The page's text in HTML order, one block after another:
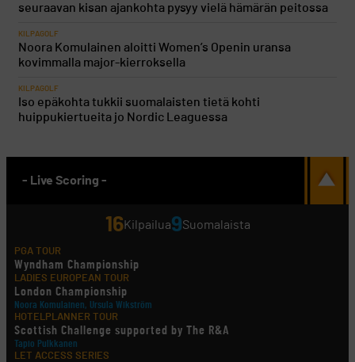
seuraavan kisan ajankohta pysyy vielä hämärän peitossa
KILPAGOLF
Noora Komulainen aloitti Women’s Openin uransa
kovimmalla major-kierroksella
KILPAGOLF
Iso epäkohta tukkii suomalaisten tietä kohti
huippukiertueita jo Nordic Leaguessa
- Live Scoring -
16Kilpailua9Suomalaista
PGA TOUR
Wyndham Championship
LADIES EUROPEAN TOUR
London Championship
Noora Komulainen, Ursula Wikström
HOTELPLANNER TOUR
Scottish Challenge supported by The R&A
Tapio Pulkkanen
LET ACCESS SERIES